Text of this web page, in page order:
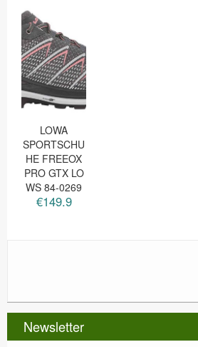
LOWA
SPORTSCHU
HE FREEOX
PRO GTX LO
WS 84-0269
€149.9
Newsletter